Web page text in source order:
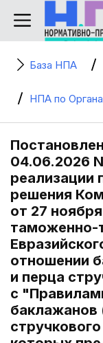
База НПА
НПА по
04.06.2026
реализации
решения
от 27
таможенно-
отношении
и перца
с
баклажанов